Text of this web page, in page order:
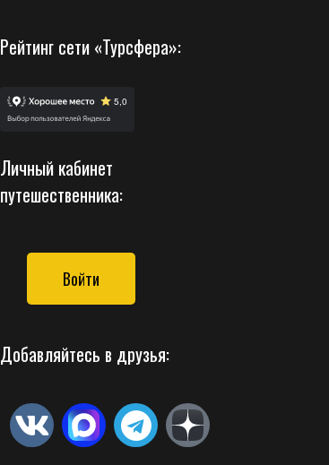
Рейтинг сети «Турсфера»:
Личный кабинет
путешественника:
Войти
Добавляйтесь в друзья: